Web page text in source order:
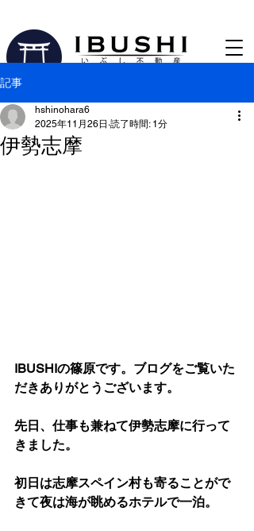
記事
伊勢志摩
hshinohara6
2025年11月26日 読了時間: 1分
IBUSHIの篠原です。ブログをご覧いた
だきありがとうございます。
先日、仕事も兼ねて伊勢志摩に行って
きました。
初日は志摩スペイン村も寄ることがで
きて夜は海が眺めるホテルで一泊。